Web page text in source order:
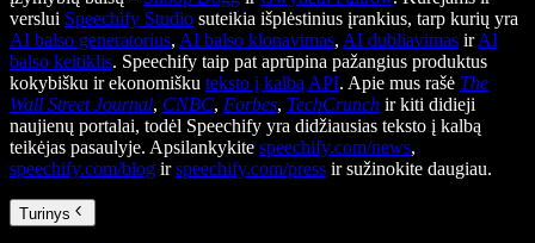
verslui Speechify Studio suteikia išplėstinius įrankius, tarp kurių yra
AI balso generatorius, AI balso klonavimas, AI dubliavimas irAI
balso keitiklis. Speechify taip pat aprūpina pažangius produktus
kokybišku ir ekonomišku teksto į kalbą API. Apie mus rašė The
Wall Street Journal, CNBC, Forbes, TechCrunch ir kiti didieji
naujienų portalai, todėl Speechify yra didžiausias teksto į kalbą
teikėjas pasaulyje. Apsilankykite speechify.com/news,
speechify.com/blog irspeechify.com/press ir sužinokite daugiau.
Turinys